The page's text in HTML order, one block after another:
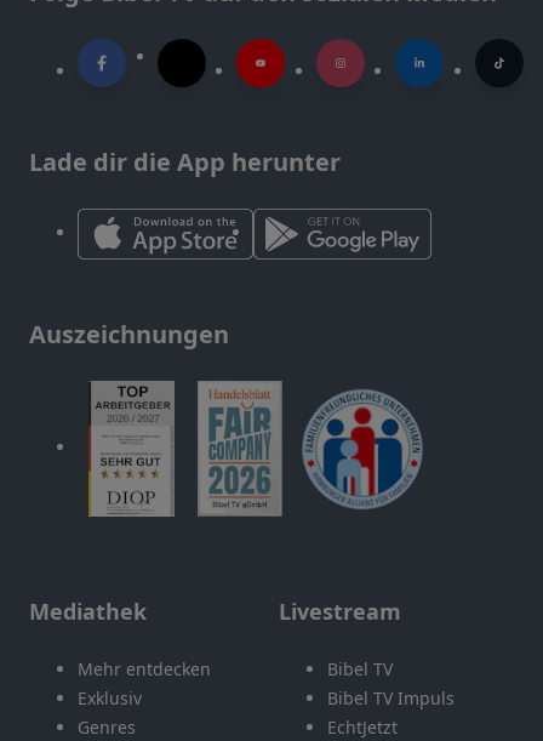
Lade dir die App herunter
Auszeichnungen
Mediathek
Mehr entdecken
Exklusiv
Genres
Livestream
Bibel TV
Bibel TV Impuls
EchtJetzt